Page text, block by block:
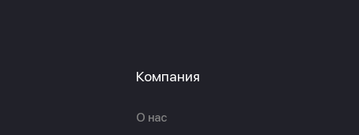
Компания
О нас